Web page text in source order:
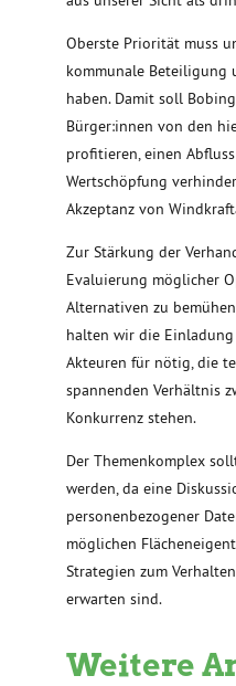
Oberste Priorität muss
kommunale Beteiligung
haben. Damit soll
Bürger:innen von den
profitieren, einen
Wertschöpfung
Akzeptanz von
Zur Stärkung der
Evaluierung möglicher
Alternativen zu
halten wir die
Akteuren für nötig, die
spannenden Verhältnis
Konkurrenz stehen.
Der Themenkomplex
werden, da eine
personenbezogener
möglichen
Strategien zum
erwarten sind.
Weitere